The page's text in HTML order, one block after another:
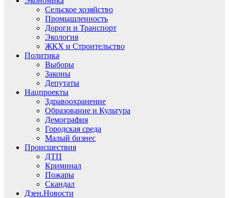
Сельское хозяйство
Промышленность
Дороги и Транспорт
Экология
ЖКХ и Строительство
Политика
Выборы
Законы
Депутаты
Нацпроекты
Здравоохранение
Образование и Культура
Демография
Городская среда
Малый бизнес
Происшествия
ДТП
Криминал
Пожары
Скандал
Дзен.Новости